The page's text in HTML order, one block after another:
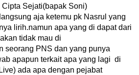
Sejati(bapak Soni)
aja ketemu pk Nasrul yang
lirih.namun apa yang di dapat dari
tidak mau di
seorang PNS dan yang punya
apapun terkait apa yang lagi di
ada apa dengan pejabat